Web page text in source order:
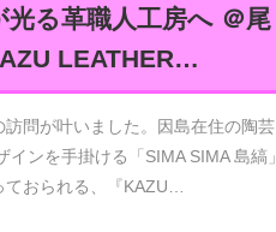
光る革職人工房へ ＠尾
LEATHER…
問が叶いました。因島在住の陶芸
ンを手掛ける「SIMA SIMA 島縞」
おられる、『KAZU…